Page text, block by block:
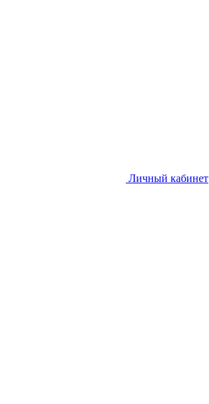
Личный кабинет